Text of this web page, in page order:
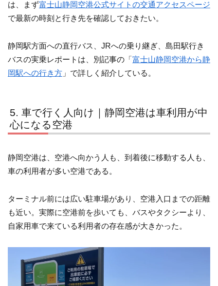
は、まず富士山静岡空港公式サイトの交通アクセスページ
で最新の時刻と行き先を確認しておきたい。
静岡駅方面への直行バス、JRへの乗り継ぎ、島田駅行き
バスの実乗レポートは、別記事の「 富士山静岡空港から静
岡駅への行き方 」で詳しく紹介している。
車で行く人向け｜静岡空港は車利用が中
心になる空港
静岡空港は、空港へ向かう人も、到着後に移動する人も、
車の利用者が多い空港である。
ターミナル前には広い駐車場があり、空港入口までの距離
も近い。実際に空港前を歩いても、バスやタクシーより、
自家用車で来ている利用者の存在感が大きかった。